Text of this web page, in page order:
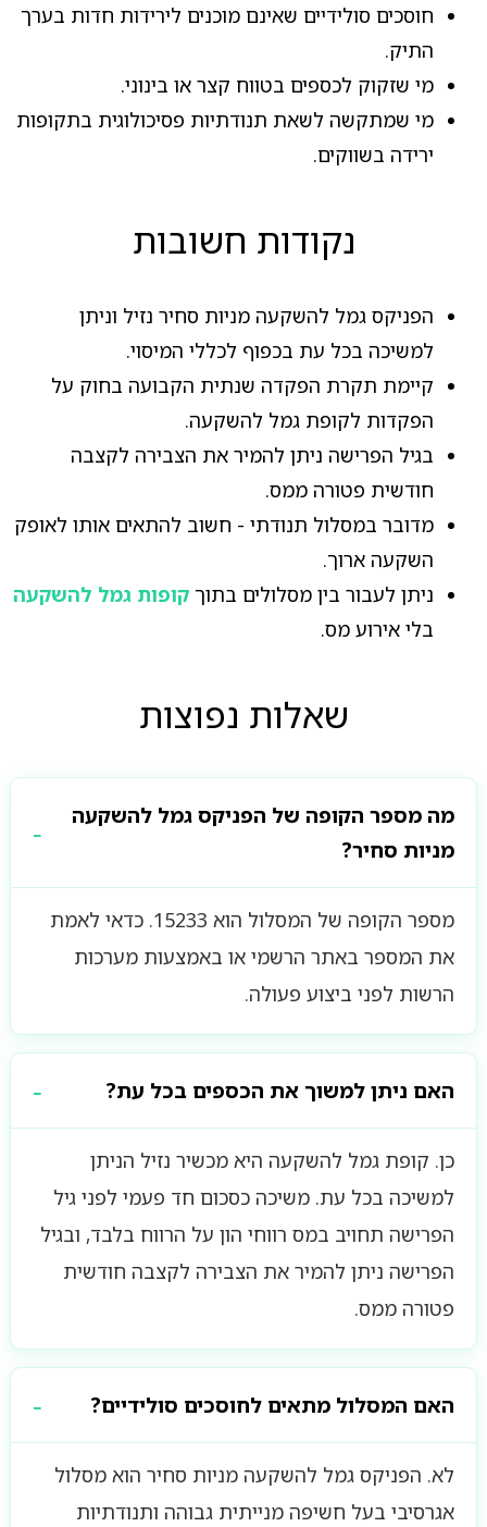
חוסכים סולידיים שאינם מוכנים לירידות חדות בערך
התיק.
מי שזקוק לכספים בטווח קצר או בינוני.
מי שמתקשה לשאת תנודתיות פסיכולוגית בתקופות
ירידה בשווקים.
נקודות חשובות
הפניקס גמל להשקעה מניות סחיר נזיל וניתן
למשיכה בכל עת בכפוף לכללי המיסוי.
קיימת תקרת הפקדה שנתית הקבועה בחוק על
הפקדות לקופת גמל להשקעה.
בגיל הפרישה ניתן להמיר את הצבירה לקצבה
חודשית פטורה ממס.
מדובר במסלול תנודתי - חשוב להתאים אותו לאופק
השקעה ארוך.
ניתן לעבור בין מסלולים בתוך קופות גמל להשקעה
בלי אירוע מס.
שאלות נפוצות
מה מספר הקופה של הפניקס גמל להשקעה
מניות סחיר?
מספר הקופה של המסלול הוא 15233. כדאי לאמת
את המספר באתר הרשמי או באמצעות מערכות
הרשות לפני ביצוע פעולה.
האם ניתן למשוך את הכספים בכל עת?
כן. קופת גמל להשקעה היא מכשיר נזיל הניתן
למשיכה בכל עת. משיכה כסכום חד פעמי לפני גיל
הפרישה תחויב במס רווחי הון על הרווח בלבד, ובגיל
הפרישה ניתן להמיר את הצבירה לקצבה חודשית
פטורה ממס.
האם המסלול מתאים לחוסכים סולידיים?
לא. הפניקס גמל להשקעה מניות סחיר הוא מסלול
אגרסיבי בעל חשיפה מנייתית גבוהה ותנודתיות